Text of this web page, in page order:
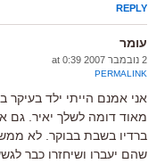
REPLY
עומר
2 נובמבר 2007 at 0:39
PERMALINK
אני אמנם הייתי ילד
מאוד דומה לשלך יאיר. גם
ברדיו בשבת בבוקר. לא
שהם יעברו ושיחזרו כבר